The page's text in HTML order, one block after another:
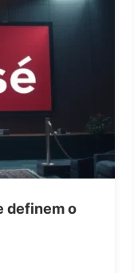
definem o